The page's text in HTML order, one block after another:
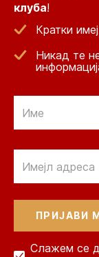
клуба!
Кратки
Никад те
Слажем се